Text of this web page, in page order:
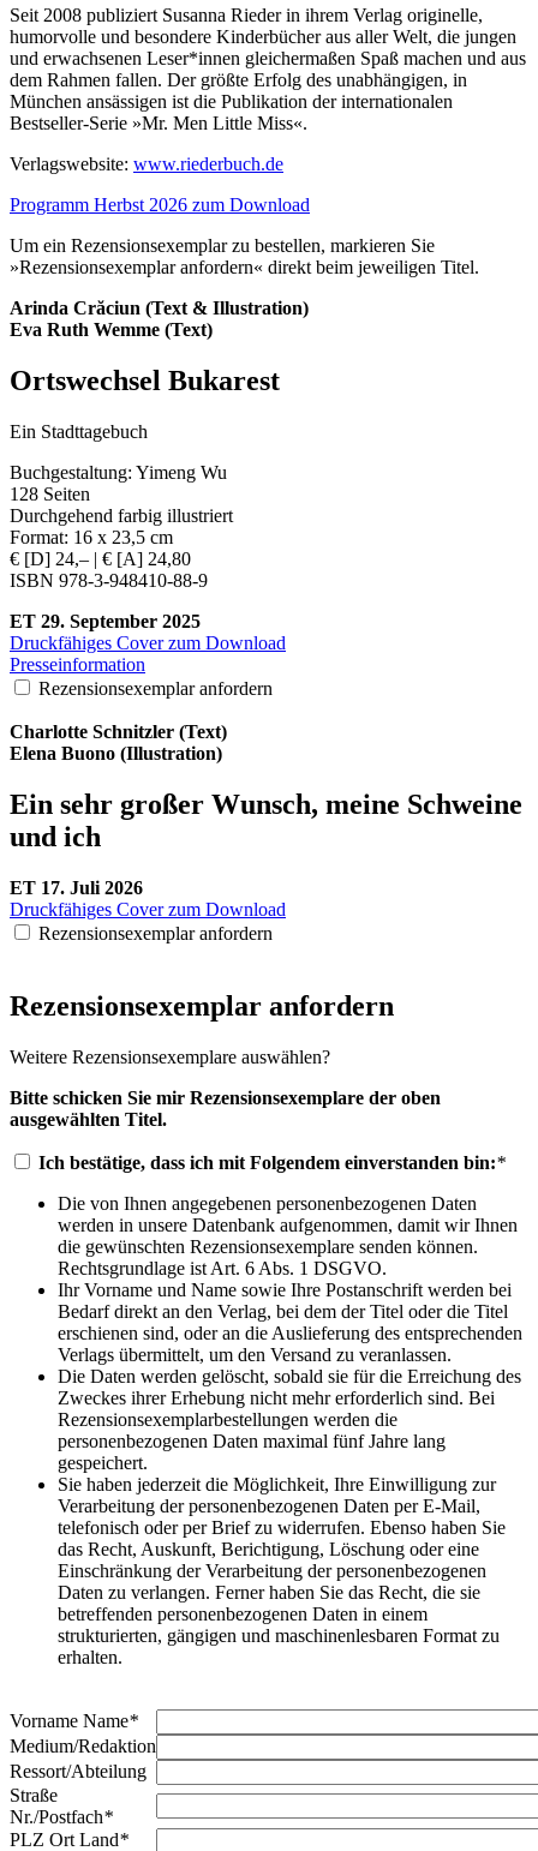
Seit 2008 publiziert Susanna Rieder in ihrem Verlag originelle,
humorvolle und besondere Kinderbücher aus aller Welt, die jungen
und erwachsenen Leser*innen gleichermaßen Spaß machen und aus
dem Rahmen fallen. Der größte Erfolg des unabhängigen, in
München ansässigen ist die Publikation der internationalen
Bestseller-Serie »Mr. Men Little Miss«.
Verlagswebsite: www.riederbuch.de
Programm Herbst 2026 zum Download
Um ein Rezensionsexemplar zu bestellen, markieren Sie
»Rezensionsexemplar anfordern« direkt beim jeweiligen Titel.
Arinda Crăciun (Text & Illustration)
Eva Ruth Wemme (Text)
Ortswechsel Bukarest
Ein Stadttagebuch
Buchgestaltung: Yimeng Wu
128 Seiten
Durchgehend farbig illustriert
Format: 16 x 23,5 cm
€ [D] 24,– | € [A] 24,80
ISBN 978-3-948410-88-9
ET 29. September 2025
Druckfähiges Cover zum Download
Presseinformation
Rezensionsexemplar anfordern
Charlotte Schnitzler (Text)
Elena Buono (Illustration)
Ein sehr großer Wunsch, meine Schweine
und ich
ET 17. Juli 2026
Druckfähiges Cover zum Download
Rezensionsexemplar anfordern
Rezensionsexemplar anfordern
Weitere Rezensionsexemplare auswählen?
Bitte schicken Sie mir Rezensionsexemplare der oben
ausgewählten Titel.
Ich bestätige, dass ich mit Folgendem einverstanden bin:*
Die von Ihnen angegebenen personenbezogenen Daten
werden in unsere Datenbank aufgenommen, damit wir Ihnen
die gewünschten Rezensionsexemplare senden können.
Rechtsgrundlage ist Art. 6 Abs. 1 DSGVO.
Ihr Vorname und Name sowie Ihre Postanschrift werden bei
Bedarf direkt an den Verlag, bei dem der Titel oder die Titel
erschienen sind, oder an die Auslieferung des entsprechenden
Verlags übermittelt, um den Versand zu veranlassen.
Die Daten werden gelöscht, sobald sie für die Erreichung des
Zweckes ihrer Erhebung nicht mehr erforderlich sind. Bei
Rezensionsexemplarbestellungen werden die
personenbezogenen Daten maximal fünf Jahre lang
gespeichert.
Sie haben jederzeit die Möglichkeit, Ihre Einwilligung zur
Verarbeitung der personenbezogenen Daten per E-Mail,
telefonisch oder per Brief zu widerrufen. Ebenso haben Sie
das Recht, Auskunft, Berichtigung, Löschung oder eine
Einschränkung der Verarbeitung der personenbezogenen
Daten zu verlangen. Ferner haben Sie das Recht, die sie
betreffenden personenbezogenen Daten in einem
strukturierten, gängigen und maschinenlesbaren Format zu
erhalten.
Vorname Name*
Medium/Redaktion
Ressort/Abteilung
Straße
Nr./Postfach*
PLZ Ort Land*